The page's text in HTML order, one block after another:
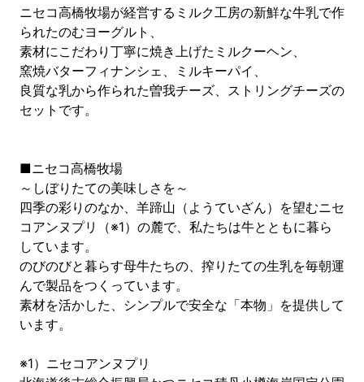
ニセコ高橋牧場が経営するミルク工房の新鮮な牛乳で作
られたのむヨーグルト、
素材にこだわり丁寧に焼き上げたミルクーヘン、
窯焼バターフィナンシェ、ミルキーパイ、
良質な乳から作られた曽我チーズ、ストリングチーズの
セットです。
■ニセコ高橋牧場
～しぼりたての美味しさを～
四季の彩りのなか、羊蹄山（ようていざん）を望むニセ
コアンヌプリ（※1）の麓で、私たちは牛とともに暮ら
しています。
のびのびと暮らす母牛たちの、搾りたての生乳を毎朝運
んで製品をつくっています。
素材を活かした、シンプルで安全な「本物」を提供して
います。
※1）ニセコアンヌプリ